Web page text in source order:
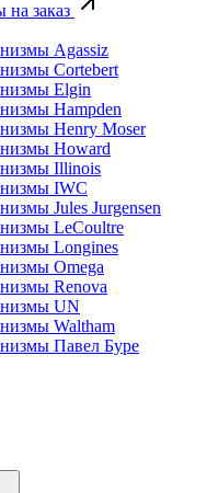
заказ
Agassiz
Cortebert
Elgin
Hampden
Henry Moser
Howard
Illinois
IWC
Jules Jurgensen
LeCoultre
Longines
Omega
Renova
UN
Waltham
Павел Буре